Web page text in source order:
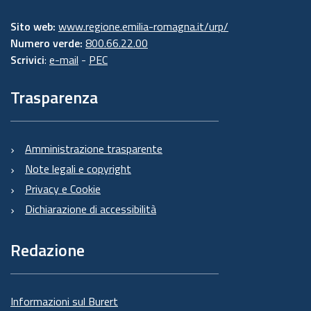
Sito web: www.regione.emilia-romagna.it/urp/
Numero verde: 800.66.22.00
Scrivici: e-mail - PEC
Trasparenza
Amministrazione trasparente
Note legali e copyright
Privacy e Cookie
Dichiarazione di accessibilità
Redazione
Informazioni sul Burert